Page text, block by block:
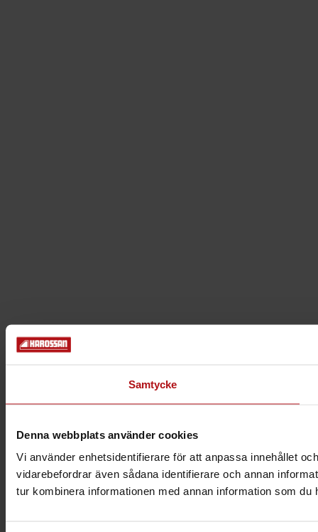
Samtycke
Denna webbplats använder cookies
Vi använder enhetsidentifierare för att anpassa innehållet
vidarebefordrar även sådana identifierare och annan
tur kombinera informationen med annan information som